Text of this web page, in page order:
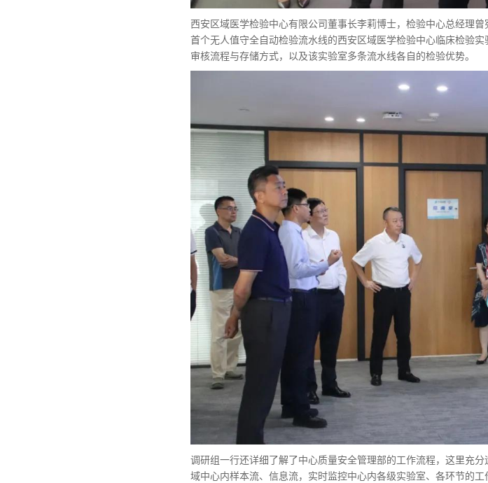
西安区域医学检验中心有限公司董事长李莉博士，检验中心总经理
首个无人值守全自动检验流水线的西安区域医学检验中心临床检验
审核流程与存储方式，以及该实验室多条流水线各自的检验优势。
调研组一行还详细了解了中心质量安全管理部的工作流程，这里充
域中心内样本流、信息流，实时监控中心内各级实验室、各环节的